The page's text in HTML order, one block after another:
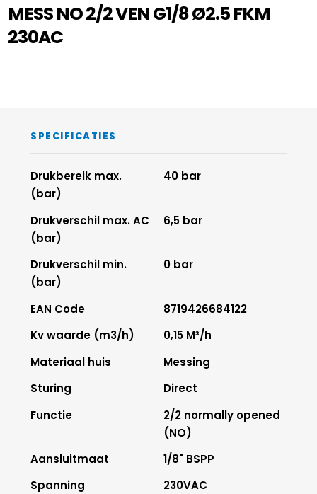
MESS NO 2/2 VEN G1/8 Ø2.5 FKM
230AC
SPECIFICATIES
Drukbereik max.
(bar)
40 bar
Drukverschil max. AC
(bar)
6,5 bar
Drukverschil min.
(bar)
0 bar
EAN Code
8719426684122
Kv waarde (m3/h)
0,15 M³/h
Materiaal huis
Messing
Sturing
Direct
Functie
2/2 normally opened
(NO)
Aansluitmaat
1/8" BSPP
Spanning
230VAC